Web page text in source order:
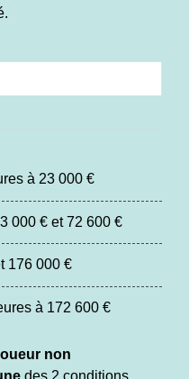
à 23 000 €
000 € et 72 600 €
176 000 €
à 172 600 €
loueur non
des 2 conditions